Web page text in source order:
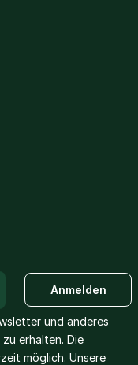
und anderes
erhalten. Die
möglich. Unsere